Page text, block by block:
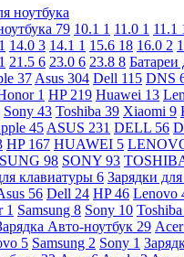
ноутбука
79 10.1 1 11.0 1 11.1
1 14.0 3 14.1 1 15.6 18 16.0 2
1 21.5 6 23.0 6 23.8 8 Батареи
37 Asus 304 Dell 115 DNS
1 HP 219 Huawei 13
Sony 43 Toshiba 39 Xiaomi 9
45 ASUS 231 DELL 56
HP 167 HUAWEI 5
98 SONY 93
клавиатуры 6 Зарядки
56 Dell 24 HP46 Lenovo
1 Samsung 8 Sony 10 Toshiba
Авто-ноутбук 29 Acer
5 Samsung 2 Sony 1